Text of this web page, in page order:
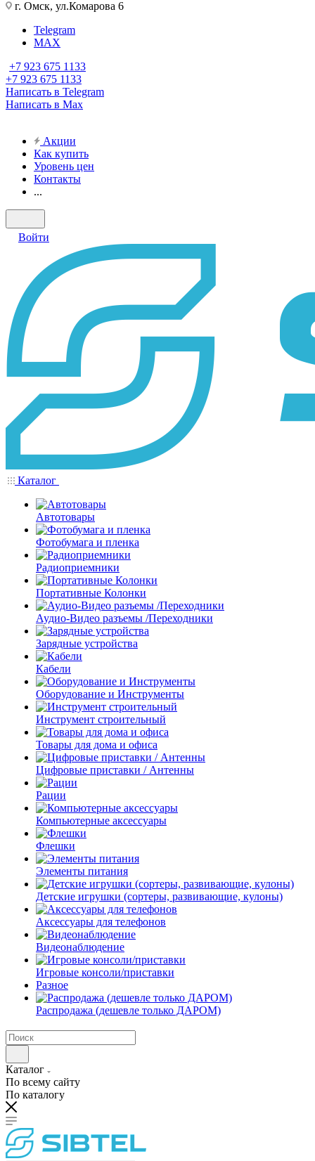
г. Омск, ул.Комарова 6
Telegram
MAX
+7 923 675 1133
+7 923 675 1133
Написать в Telegram
Написать в Max
Акции
Как купить
Уровень цен
Контакты
...
Войти
Каталог
Автотовары
Фотобумага и пленка
Радиоприемники
Портативные Колонки
Аудио-Видео разъемы /Переходники
Зарядные устройства
Кабели
Оборудование и Инструменты
Инструмент строительный
Товары для дома и офиса
Цифровые приставки / Антенны
Рации
Компьютерные аксессуары
Флешки
Элементы питания
Детские игрушки (сортеры, развивающие, кулоны)
Аксессуары для телефонов
Видеонаблюдение
Игровые консоли/приставки
Разное
Распродажа (дешевле только ДАРОМ)
Каталог
По всему сайту
По каталогу